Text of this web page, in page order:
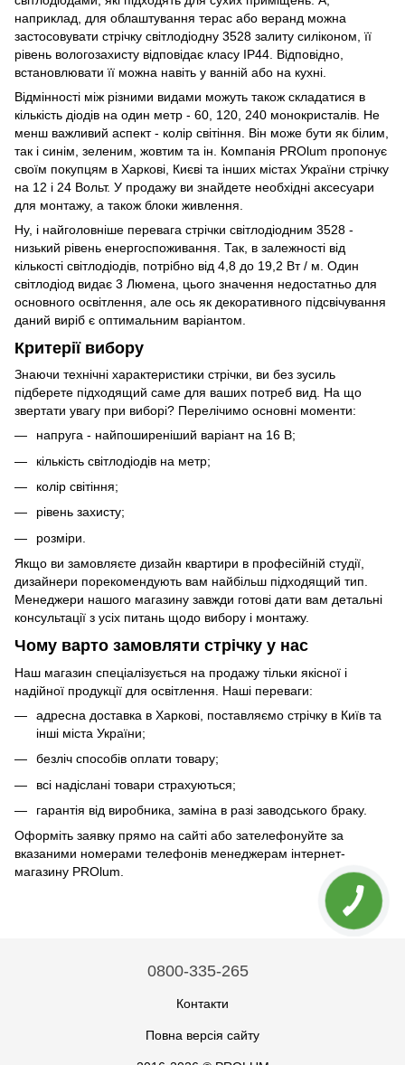
наприклад, для облаштування терас або веранд можна
застосовувати стрічку світлодіодну 3528 залиту силіконом, її
рівень вологозахисту відповідає класу IP44. Відповідно,
встановлювати її можна навіть у ванній або на кухні.
Відмінності між різними видами можуть також складатися в
кількість діодів на один метр - 60, 120, 240 монокристалів. Не
менш важливий аспект - колір світіння. Він може бути як білим,
так і синім, зеленим, жовтим та ін. Компанія PROlum пропонує
своїм покупцям в Харкові, Києві та інших містах України стрічку
на 12 і 24 Вольт. У продажу ви знайдете необхідні аксесуари
для монтажу, а також блоки живлення.
Ну, і найголовніше перевага стрічки світлодіодним 3528 -
низький рівень енергоспоживання. Так, в залежності від
кількості світлодіодів, потрібно від 4,8 до 19,2 Вт / м. Один
світлодіод видає 3 Люмена, цього значення недостатньо для
основного освітлення, але ось як декоративного підсвічування
даний виріб є оптимальним варіантом.
Критерії вибору
Знаючи технічні характеристики стрічки, ви без зусиль
підберете підходящий саме для ваших потреб вид. На що
звертати увагу при виборі? Перелічимо основні моменти:
напруга - найпоширеніший варіант на 16 В;
кількість світлодіодів на метр;
колір світіння;
рівень захисту;
розміри.
Якщо ви замовляєте дизайн квартири в професійній студії,
дизайнери порекомендують вам найбільш підходящий тип.
Менеджери нашого магазину завжди готові дати вам детальні
консультації з усіх питань щодо вибору і монтажу.
Чому варто замовляти стрічку у нас
Наш магазин спеціалізується на продажу тільки якісної і
надійної продукції для освітлення. Наші переваги:
адресна доставка в Харкові, поставляємо стрічку в Київ та
інші міста України;
безліч способів оплати товару;
всі надіслані товари страхуються;
гарантія від виробника, заміна в разі заводського браку.
Оформіть заявку прямо на сайті або зателефонуйте за
вказаними номерами телефонів менеджерам інтернет-
магазину PROlum.
0800-335-265
Контакти
Повна версія сайту